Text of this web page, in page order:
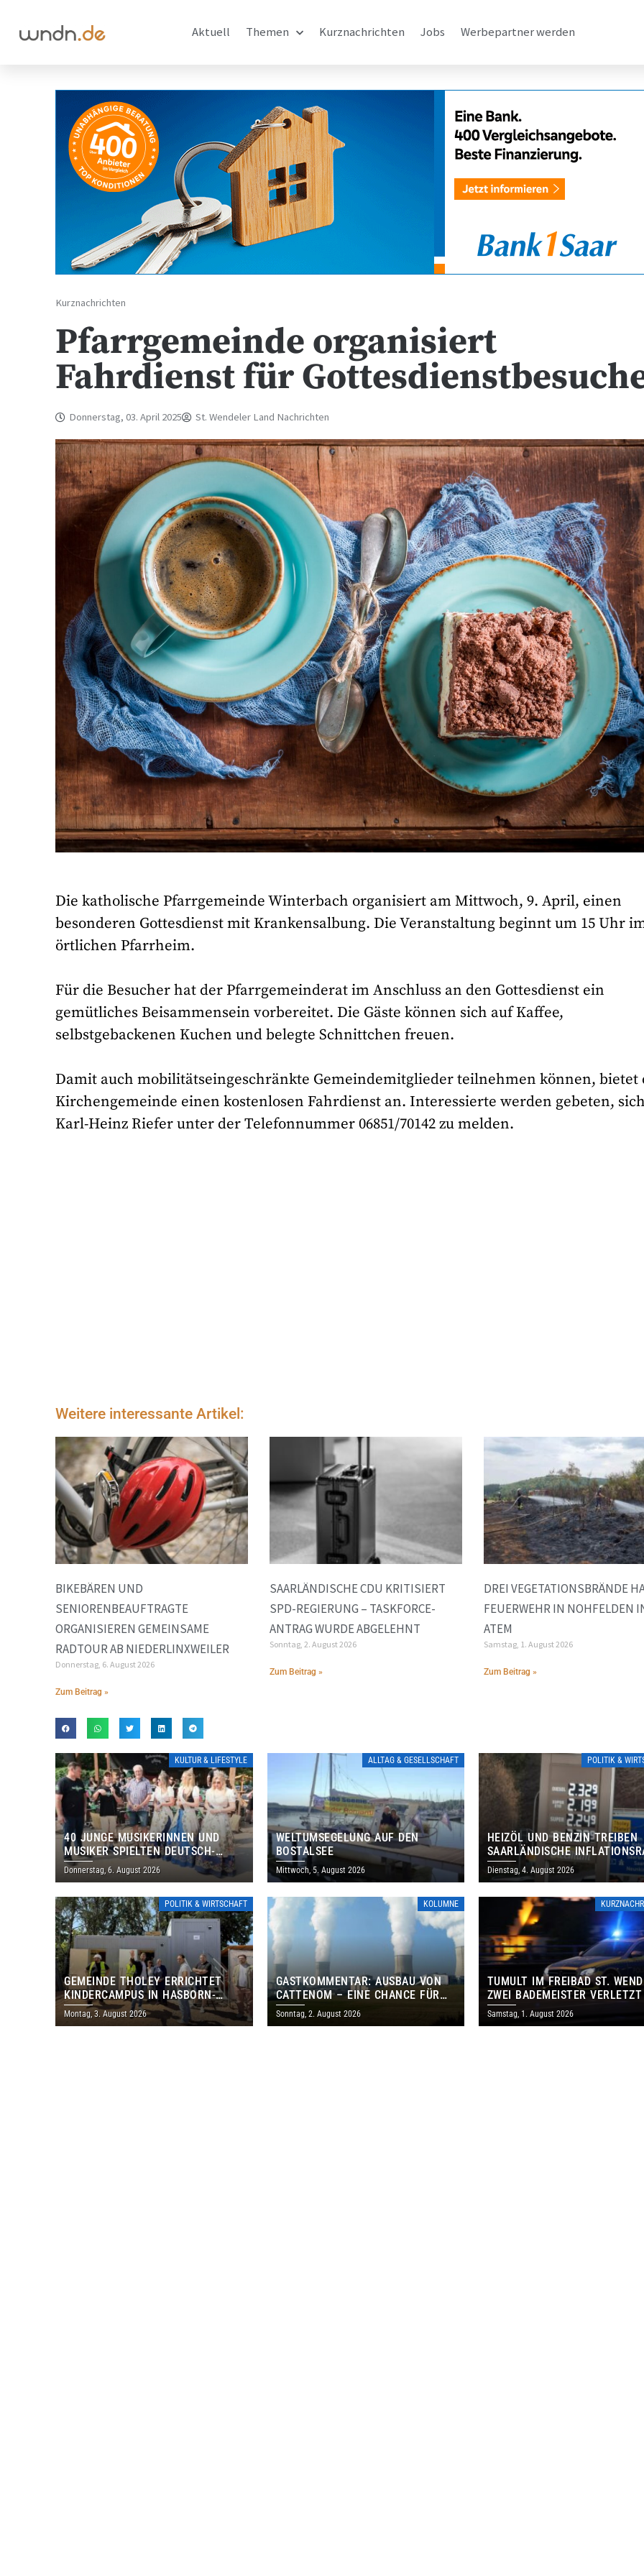
Aktuell Themen Kurznachrichten Jobs Werbepartner werden
Kurznachrichten
Pfarrgemeinde organisiert
Fahrdienst für
Donnerstag, 03. April 2025 St. Wendeler Land Nachrichten
Die katholische Pfarrgemeinde Winterbach organisiert am Mittwoch, 9. April, einen
besonderen Gottesdienst mit Krankensalbung. Die Veranstaltung beginnt um 15 Uhr
örtlichen Pfarrheim.
Für die Besucher hat der Pfarrgemeinderat im Anschluss an den Gottesdienst ein
gemütliches Beisammensein vorbereitet. Die Gäste können sich auf Kaffee,
selbstgebackenen Kuchen und belegte Schnittchen freuen.
Damit auch mobilitätseingeschränkte Gemeindemitglieder teilnehmen können, bietet
Kirchengemeinde einen kostenlosen Fahrdienst an. Interessierte werden gebeten,
Karl-Heinz Riefer unter der Telefonnummer 06851/70142 zu melden.
Weitere interessante Artikel:
BIKEBÄREN UND
SENIORENBEAUFTRAGTE
ORGANISIEREN GEMEINSAME
RADTOUR AB NIEDERLINXWEILER
Donnerstag, 6. August 2026
Zum Beitrag »
SAARLÄNDISCHE CDU KRITISIERT
SPD-REGIERUNG – TASKFORCE-
ANTRAG WURDE ABGELEHNT
Sonntag, 2. August 2026
Zum Beitrag »
DREI VEGETATIONSBRÄNDE
FEUERWEHR IN NOHFELDEN
ATEM
Samstag, 1. August 2026
Zum Beitrag »
KULTUR & LIFESTYLE
40 JUNGE MUSIKERINNEN UND
MUSIKER SPIELTEN DEUTSCH-
BRASILIANISCHES PROGRAMM IN
THOLEY
Donnerstag, 6. August 2026
ALLTAG & GESELLSCHAFT
WELTUMSEGELUNG AUF DEN
BOSTALSEE
Mittwoch, 5. August 2026
POLITIK &
HEIZÖL UND BENZIN TREIBEN
SAARLÄNDISCHE
IM JULI AUF 3,2 PROZENT
Dienstag, 4. August 2026
POLITIK & WIRTSCHAFT
GEMEINDE THOLEY ERRICHTET
KINDERCAMPUS IN HASBORN-
DAUTWEILER FÜR RUND 8,5 BIS 9
MILLIONEN EURO
Montag, 3. August 2026
KOLUMNE
GASTKOMMENTAR: AUSBAU VON
CATTENOM – EINE CHANCE FÜR
LOTHRINGEN UND DAS SAARLAND
Sonntag, 2. August 2026
TUMULT IM FREIBAD ST.
ZWEI BADEMEISTER VERLETZT
Samstag, 1. August 2026